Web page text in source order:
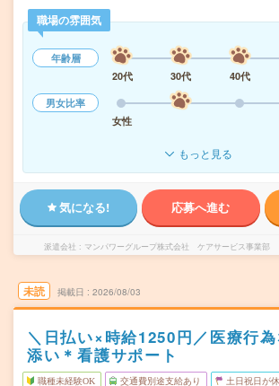
職場の雰囲気
年齢層
20代
30代 40代
男女比率
女性
もっと見る
気になる! 応募へ進む
派遣会社 マンパワーグループ株式会社 ケアサービス事業部
未読 掲載日 2026/08/03
＼日払い×時給1250円／医療行
添い＊看護サポート
職種未経験OK 交通費別途支給あり 土日祝日が